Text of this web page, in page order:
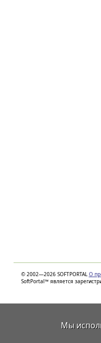
© 2002—2026 SOFTPORTAL О
SoftPortal™ является
Мы